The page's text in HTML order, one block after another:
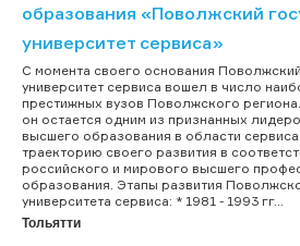
образования «Поволжский
университет сервиса»
С момента своего основания
университет сервиса вошел в число
престижных вузов Поволжского
он остается одним из признанных
высшего образования в области
траекторию своего развития в
российского и мирового высшего
образования. Этапы развития
университета сервиса: * 1981 - 1993 гг...
Тольятти